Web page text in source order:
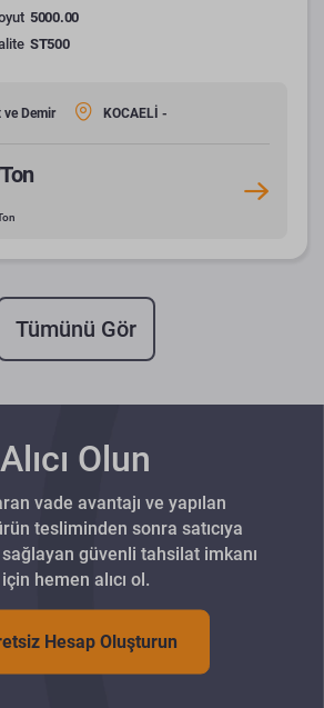
5000.00
ST500
ve Demir KOCAELİ -
Tümünü Gör
Alıcı Olun
vade avantajı ve yapılan
tesliminden sonra satıcıya
sağlayan güvenli tahsilat imkanı
için hemen alıcı ol.
Hesap Oluşturun